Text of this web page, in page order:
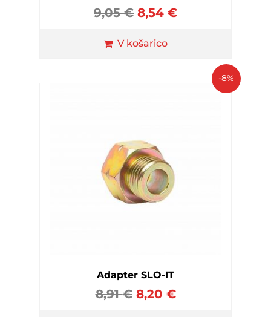
9,05€8,54€
V košarico
-8%
Adapter SLO-IT
8,91€ 8,20 €